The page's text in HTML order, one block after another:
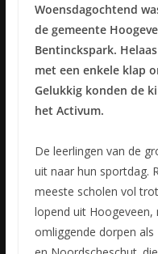
Woensdagochtend
de gemeente
Bentinckspark.
met een enkele klap
Gelukkig konden de
het Activum.
De leerlingen van de
uit naar hun sportdag.
meeste scholen vol
lopend uit
omliggende dorpen